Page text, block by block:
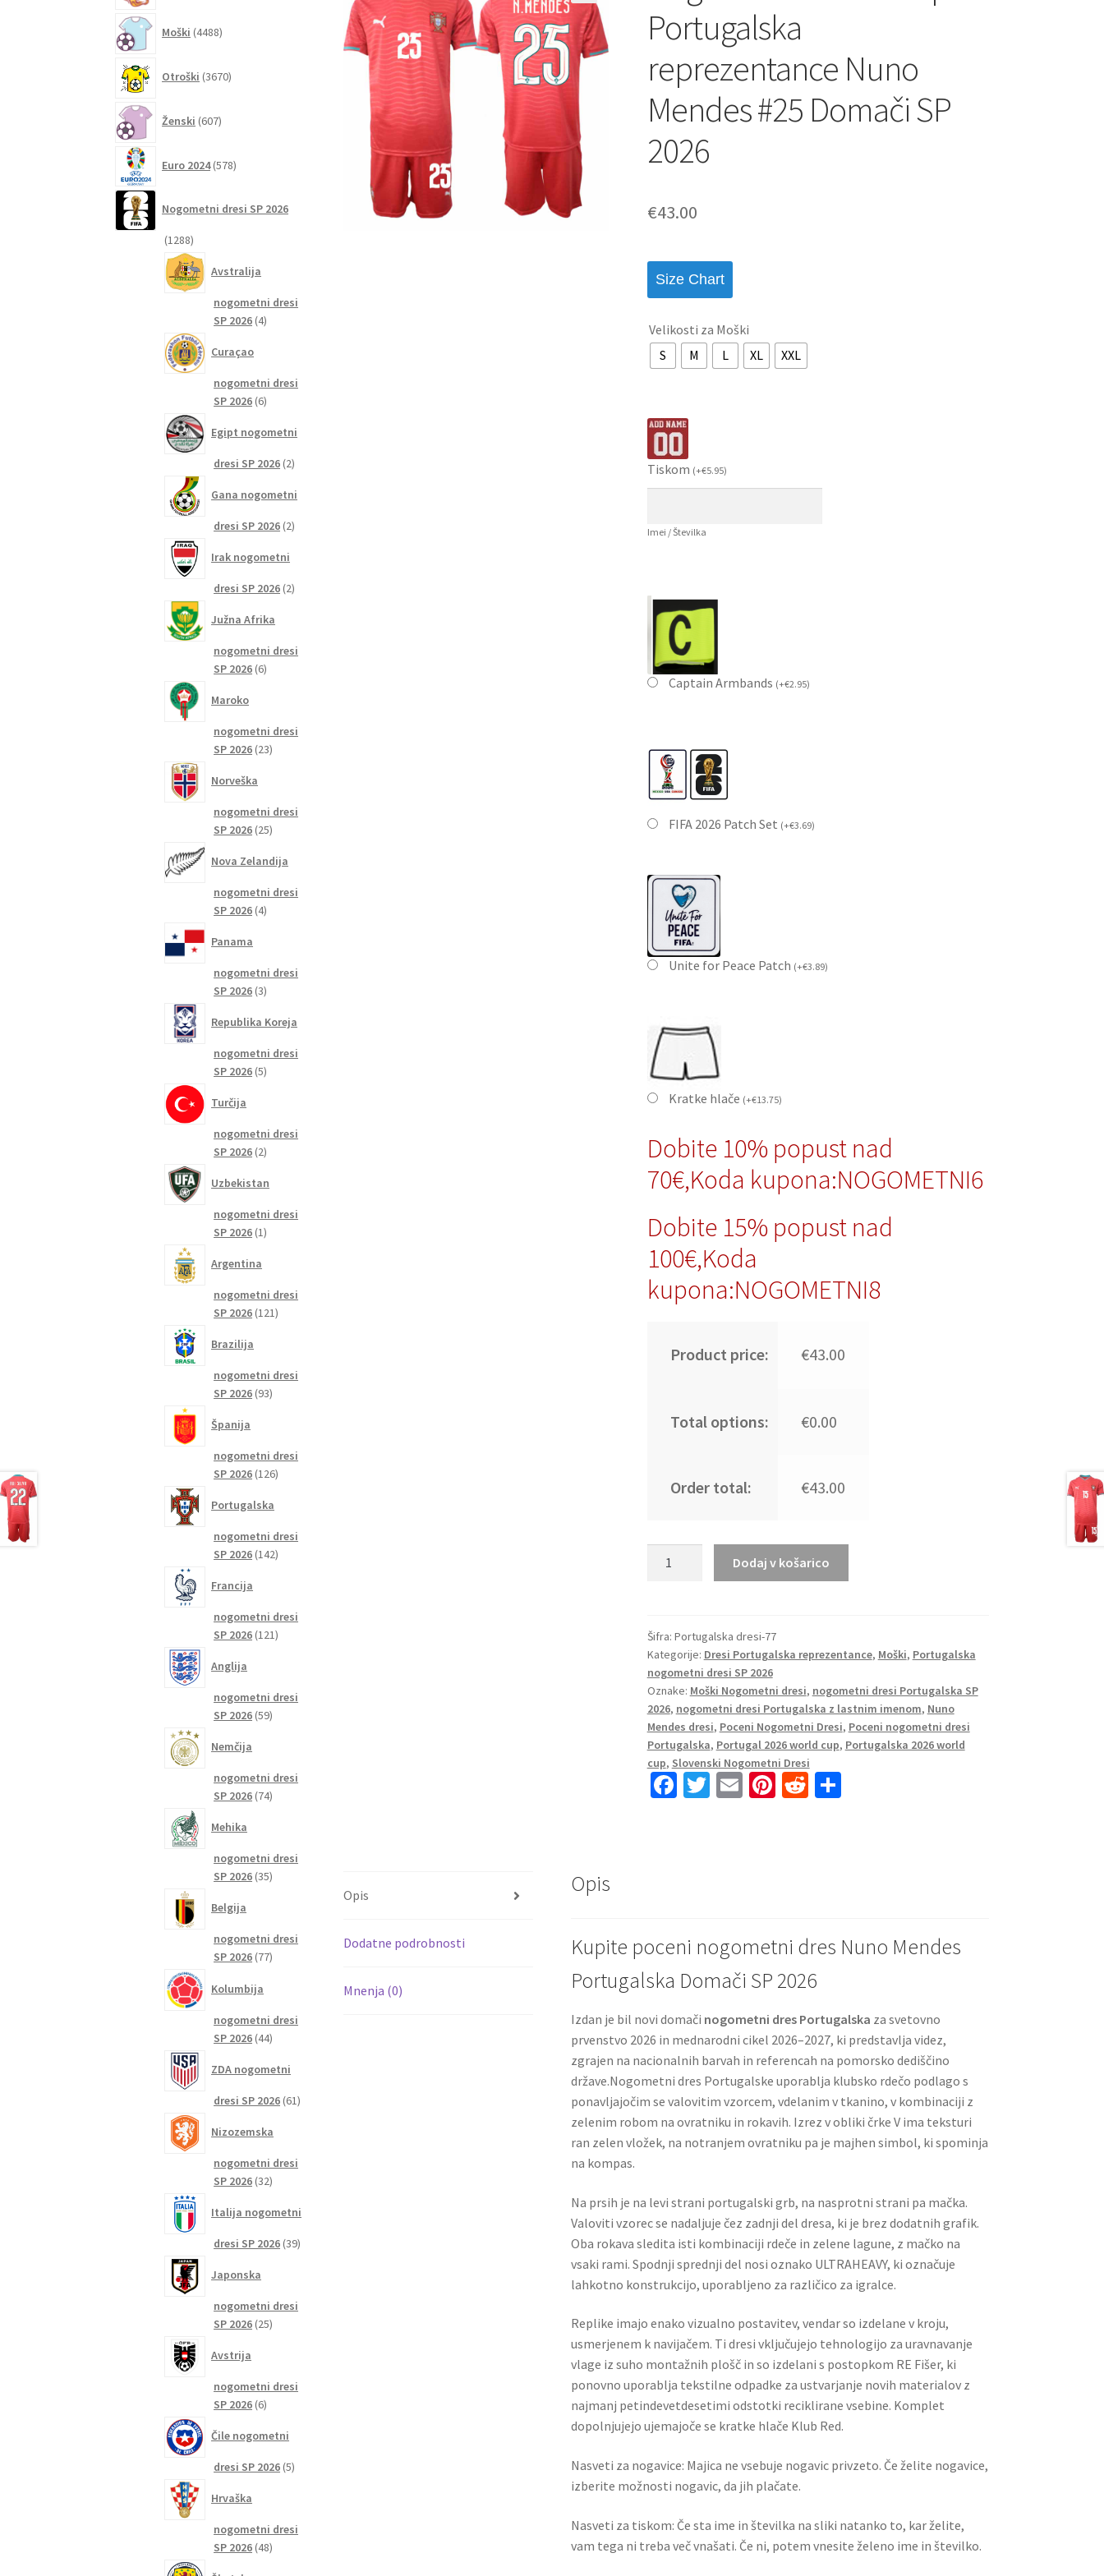
Portugalska
reprezentance Nuno
Mendes #25 Domači SP
2026
€43.00
Size Chart
Velikosti za Moški
S
M L XL XXL
Tiskom (+€5.95)
Imei / Številka
Captain Armbands (+€2.95)
FIFA 2026 Patch Set (+€3.69)
Unite for Peace Patch (+€3.89)
Kratke hlače (+€13.75)
Dobite 10% popust nad
70€,Koda kupona:NOGOMETNI6
Dobite 15% popust nad
100€,Koda
kupona:NOGOMETNI8
Product price: €43.00
Total options: €0.00
Order total: €43.00
reprezentance
Nuno
Mendes
#25
Domači
SP
2026
količina
Dodaj v košarico
Šifra: Portugalska dresi-77
Kategorije: Dresi Portugalska reprezentance, Moški, Portugalska
nogometni dresi SP 2026
Oznake: Moški Nogometni dresi, nogometni dresi Portugalska SP
2026, nogometni dresi Portugalska z lastnim imenom, Nuno
Mendes dresi, Poceni Nogometni Dresi, Poceni nogometni dresi
Portugalska, Portugal 2026 world cup, Portugalska 2026 world
cup, Slovenski Nogometni Dresi
Fa T E Pi R S
Opis
Dodatne podrobnosti
Mnenja (0)
Opis
Kupite poceni nogometni dres Nuno Mendes
Portugalska Domači SP 2026
Izdan je bil novi domači nogometni dres Portugalska za svetovno
prvenstvo 2026 in mednarodni cikel 2026–2027, ki predstavlja videz,
zgrajen na nacionalnih barvah in referencah na pomorsko dediščino
države.Nogometni dres Portugalske uporablja klubsko rdečo podlago s
ponavljajočim se valovitim vzorcem, vdelanim v tkanino, v kombinaciji z
zelenim robom na ovratniku in rokavih. Izrez v obliki črke V ima teksturi
ran zelen vložek, na notranjem ovratniku pa je majhen simbol, ki spominja
na kompas.
Na prsih je na levi strani portugalski grb, na nasprotni strani pa mačka.
Valoviti vzorec se nadaljuje čez zadnji del dresa, ki je brez dodatnih grafik.
Oba rokava sledita isti kombinaciji rdeče in zelene lagune, z mačko na
vsaki rami. Spodnji sprednji del nosi oznako ULTRAHEAVY, ki označuje
lahkotno konstrukcijo, uporabljeno za različico za igralce.
Replike imajo enako vizualno postavitev, vendar so izdelane v kroju,
usmerjenem k navijačem. Ti dresi vključujejo tehnologijo za uravnavanje
vlage iz suho montažnih plošč in so izdelani s postopkom RE Fišer, ki
ponovno uporablja tekstilne odpadke za ustvarjanje novih materialov z
najmanj petindevetdesetimi odstotki reciklirane vsebine. Komplet
dopolnjujejo ujemajoče se kratke hlače Klub Red.
Nasveti za nogavice: Majica ne vsebuje nogavic privzeto. Če želite nogavice,
izberite možnosti nogavic, da jih plačate.
Nasveti za tiskom: Če sta ime in številka na sliki natanko to, kar želite,
vam tega ni treba več vnašati. Če ni, potem vnesite želeno ime in številko.
Moški 4488izdelkov
Otroški 3670izdelkov
Ženski 607izdelkov
Euro 2024 578izdelkov
Nogometni dresi SP 2026
12881288
izdelkov
Avstralija
nogometni dresi
SP 2026 44
Curaçao
nogometni dresi
SP 2026 66
Egipt nogometni
dresi SP 2026 22
Gana nogometni
dresi SP 2026 22
Irak nogometni
dresi SP 2026 22
Južna Afrika
nogometni dresi
SP 2026 66
Maroko
nogometni dresi
SP 2026 2323
Norveška
nogometni dresi
SP 2026 2525
Nova Zelandija
nogometni dresi
SP 2026 44
Panama
nogometni dresi
SP 2026 33
Republika Koreja
nogometni dresi
SP 2026 55
Turčija
nogometni dresi
SP 2026 22
Uzbekistan
nogometni dresi
SP 2026 11
Argentina
nogometni dresi
SP 2026 121121
Brazilija
nogometni dresi
SP 2026 9393
Španija
nogometni dresi
SP 2026 126126
Portugalska
nogometni dresi
SP 2026 142142
Francija
nogometni dresi
SP 2026 121121
Anglija
nogometni dresi
SP 2026 5959
Nemčija
nogometni dresi
SP 2026 7474
Mehika
nogometni dresi
SP 2026 3535
Belgija
nogometni dresi
SP 2026 7777
Kolumbija
nogometni dresi
SP 2026 4444
ZDA nogometni
dresi SP 2026 6161
Nizozemska
nogometni dresi
SP 2026 3232
Italija nogometni
dresi SP 2026 3939
Japonska
nogometni dresi
SP 2026 2525
Avstrija
nogometni dresi
SP 2026 66
Čile nogometni
dresi SP 2026 55
Hrvaška
nogometni dresi
SP 2026 4848